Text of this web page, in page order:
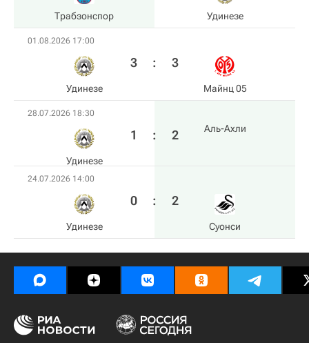
Трабзонспор Удинезе
01.08.2026 17:00
Удинезе
3 : 3
Майнц 05
28.07.2026 18:30
Удинезе
1 : 2 Аль-Ахли
24.07.2026 14:00
Удинезе
0 : 2
Суонси